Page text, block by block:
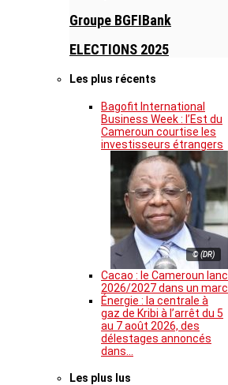
Groupe BGFIBank
ELECTIONS 2025
Les plus récents
Bagofit International
Business Week : l’Est du
Cameroun courtise les
investisseurs étrangers
© (DR)
Cacao : le Cameroun
2026/2027 dans un
Énergie : la centrale à
gaz de Kribi à l’arrêt du 5
au 7 août 2026, des
délestages annoncés
dans…
Les plus lus